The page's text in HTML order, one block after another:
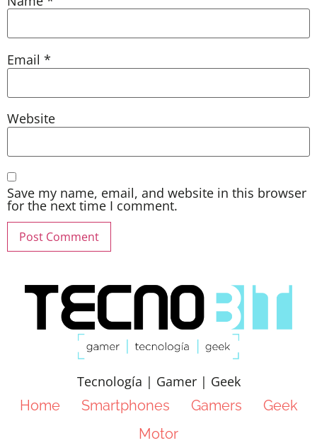
Email *
Website
Save my name, email, and website in this browser
for the next time I comment.
Tecnología | Gamer | Geek
Home
Smartphones Gamers
Geek
Motor